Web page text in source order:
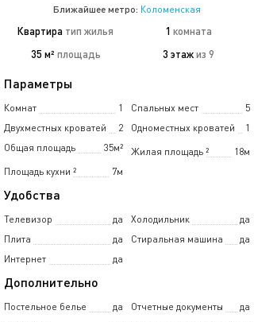
Ближайшее метро: Коломенская
Квартира тип жилья 1 комната
35 м² площадь 3 этажиз 9
Параметры
Комнат 1 Спальных мест
5
Двухместных кроватей
2 Одноместных кроватей
1
Общая площадь
35м² Жилая площадь 18м
²
Площадь кухни
7м
²
Удобства
Телевизор да Холодильник
да
Плита
да Стиральная машина
да
Интернет
да
Дополнительно
Постельное белье да Отчетные документы
да